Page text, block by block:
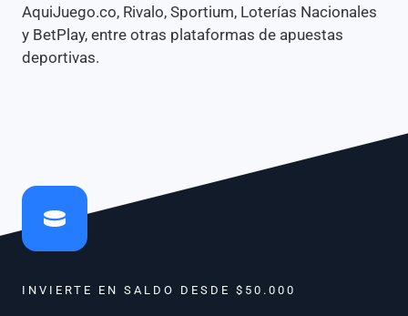
AquiJuego.co, Rivalo, Sportium, Loterías Nacionales
y BetPlay, entre otras plataformas de apuestas
deportivas.
INVIERTE EN SALDO DESDE $50.000